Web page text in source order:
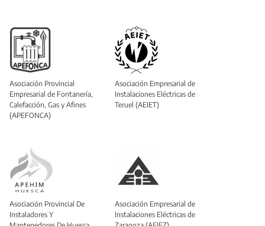
Asociación Provincial
Empresarial de Fontanería,
Calefacción, Gas y Afines
(APEFONCA)
Asociación Empresarial de
Instalaciones Eléctricas de
Teruel (AEIET)
Asociación Provincial De
Instaladores Y
Asociación Empresarial de
Instalaciones Eléctricas de